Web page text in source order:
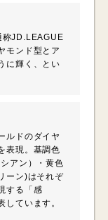
JD.LEAGUE
モンド型とア
に輝く、とい
ルドのダイヤ
表現。基調色
アン）・黄色
ーン)はそれぞ
する「感
しています。